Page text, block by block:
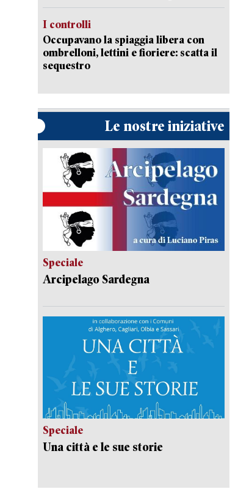
I controlli
Occupavano la spiaggia libera con
ombrelloni, lettini e fioriere: scatta il
sequestro
Le nostre iniziative
Speciale
Arcipelago Sardegna
Speciale
Una città e le sue storie